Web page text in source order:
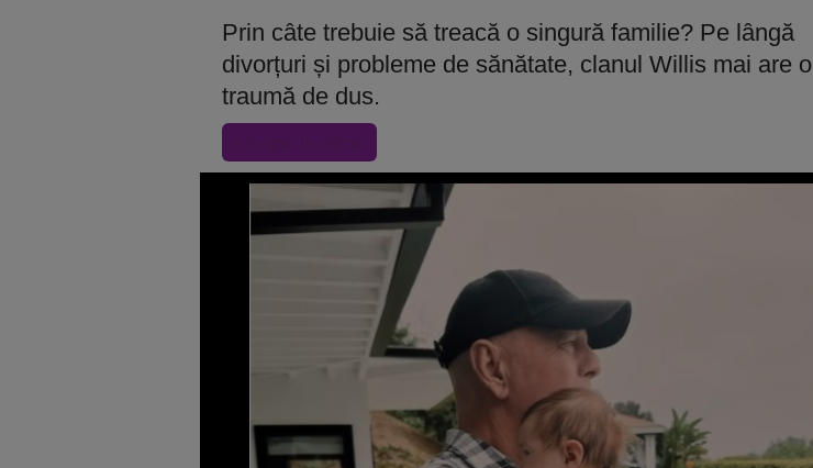
Prin câte trebuie să treacă o singură familie? Pe lângă
divorțuri și probleme de sănătate, clanul Willis mai are o
traumă de dus.